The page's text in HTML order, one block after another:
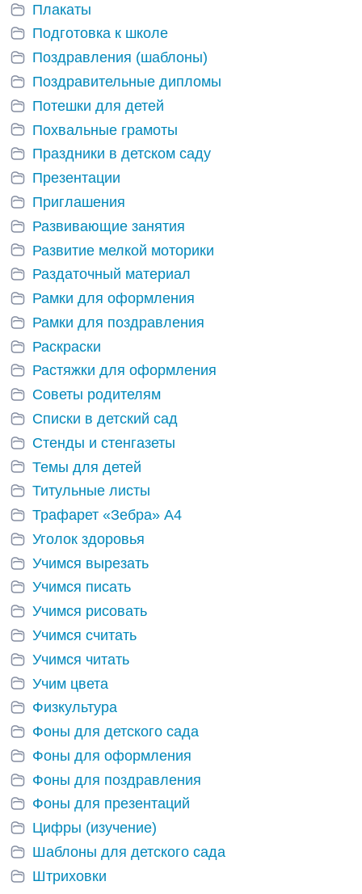
Плакаты
Подготовка к школе
Поздравления (шаблоны)
Поздравительные дипломы
Потешки для детей
Похвальные грамоты
Праздники в детском саду
Презентации
Приглашения
Развивающие занятия
Развитие мелкой моторики
Раздаточный материал
Рамки для оформления
Рамки для поздравления
Раскраски
Растяжки для оформления
Советы родителям
Списки в детский сад
Стенды и стенгазеты
Темы для детей
Титульные листы
Трафарет «Зебра» А4
Уголок здоровья
Учимся вырезать
Учимся писать
Учимся рисовать
Учимся считать
Учимся читать
Учим цвета
Физкультура
Фоны для детского сада
Фоны для оформления
Фоны для поздравления
Фоны для презентаций
Цифры (изучение)
Шаблоны для детского сада
Штриховки